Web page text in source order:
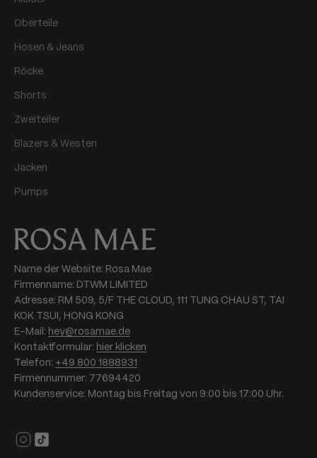
Oberteile
Hosen & Jeans
Röcke
Shorts
Zweiteiler
Blazers & Westen
Jacken
Pumps
Name der Website: Rosa Mae
Firmenname: DTWM LIMITED
Adresse: RM 509, 5/F THE CLOUD, 111 TUNG CHAU ST, TAI
KOK TSUI, HONG KONG
E-Mail: hey@rosamae.de
Kontaktformular: hier klicken
Telefon: +49 800 1888931
Firmennummer: 77694420
Kundenservice: Montag bis Freitag von 9:00 bis 17:00 Uhr.